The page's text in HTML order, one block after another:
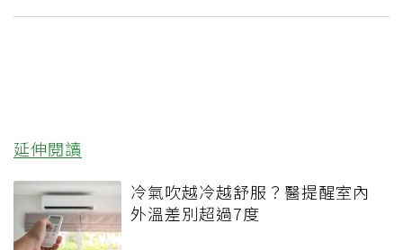
延伸閱讀
冷氣吹越冷越舒服？醫提醒室內
外溫差別超過7度